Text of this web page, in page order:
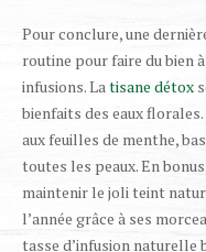
Pour conclure, une
routine pour faire du bien
infusions. Latisane détox
bienfaits des eaux
aux feuilles de menthe,
toutes les peaux. En
maintenir le joli teint
l’année grâce à ses
tasse d’infusion naturelle